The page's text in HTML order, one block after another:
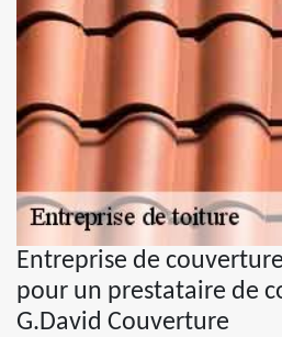
Entreprise de
pour un prestataire de
G.David Couverture